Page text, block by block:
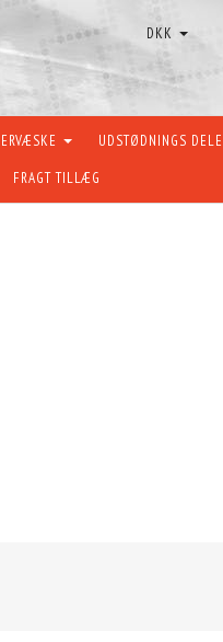
DKK
UDSTØDNINGS DELE
FRAGT TILLÆG